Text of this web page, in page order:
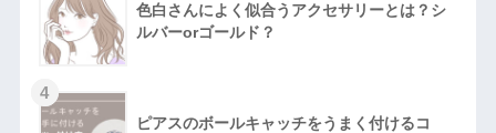
色白さんによく似合うアクセサリーとは？シ
ルバーorゴールド？
4
ピアスのボールキャッチをうまく付けるコ